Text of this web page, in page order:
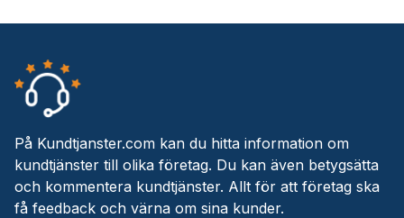
På Kundtjanster.com kan du hitta information om
kundtjänster till olika företag. Du kan även betygsätta
och kommentera kundtjänster. Allt för att företag ska
få feedback och värna om sina kunder.